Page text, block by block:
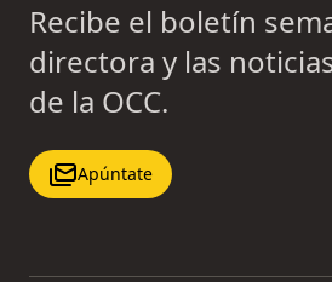
Recibe el boletín
directora y las
de la OCC.
Apúntate